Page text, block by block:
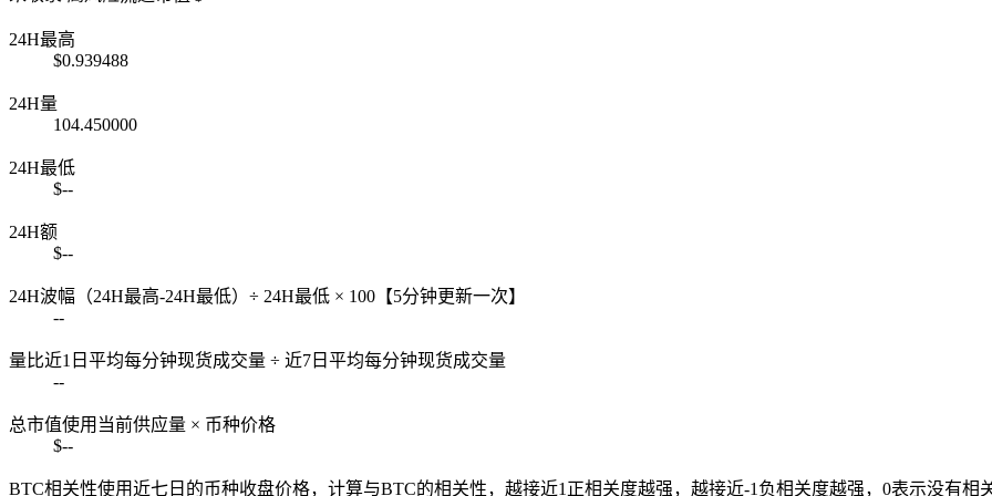
24H最高
$0.939488
24H量
104.450000
24H最低
$--
24H额
$--
24H波幅 （24H最高-24H最低）÷ 24H最低 × 100【5分钟更新一次】
--
量比近1日平均每分钟现货成交量 ÷ 近7日平均每分钟现货成交量
--
总市值使用当前供应量 × 币种价格
$--
BTC相关性使用近七日的币种收盘价格，计算与BTC的相关性，越接近1正相关度越强，越接近-1负相关度越强，0表示没有相